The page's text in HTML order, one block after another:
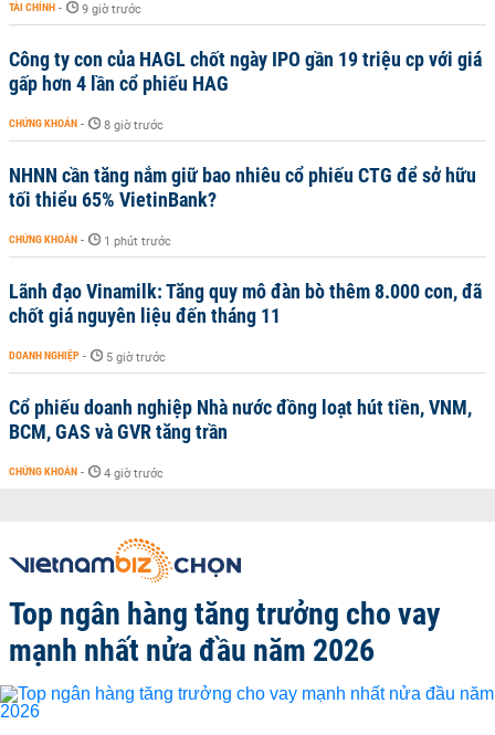
TÀI CHÍNH - 9 giờ trước
Công ty con của HAGL chốt ngày IPO gần 19 triệu cp với giá
gấp hơn 4 lần cổ phiếu HAG
CHỨNG KHOÁN - 8 giờ trước
NHNN cần tăng nắm giữ bao nhiêu cổ phiếu CTG để sở hữu
tối thiểu 65% VietinBank?
CHỨNG KHOÁN - 1 phút trước
Lãnh đạo Vinamilk: Tăng quy mô đàn bò thêm 8.000 con, đã
chốt giá nguyên liệu đến tháng 11
DOANH NGHIỆP - 5 giờ trước
Cổ phiếu doanh nghiệp Nhà nước đồng loạt hút tiền, VNM,
BCM, GAS và GVR tăng trần
CHỨNG KHOÁN - 4 giờ trước
Top ngân hàng tăng trưởng cho vay
mạnh nhất nửa đầu năm 2026